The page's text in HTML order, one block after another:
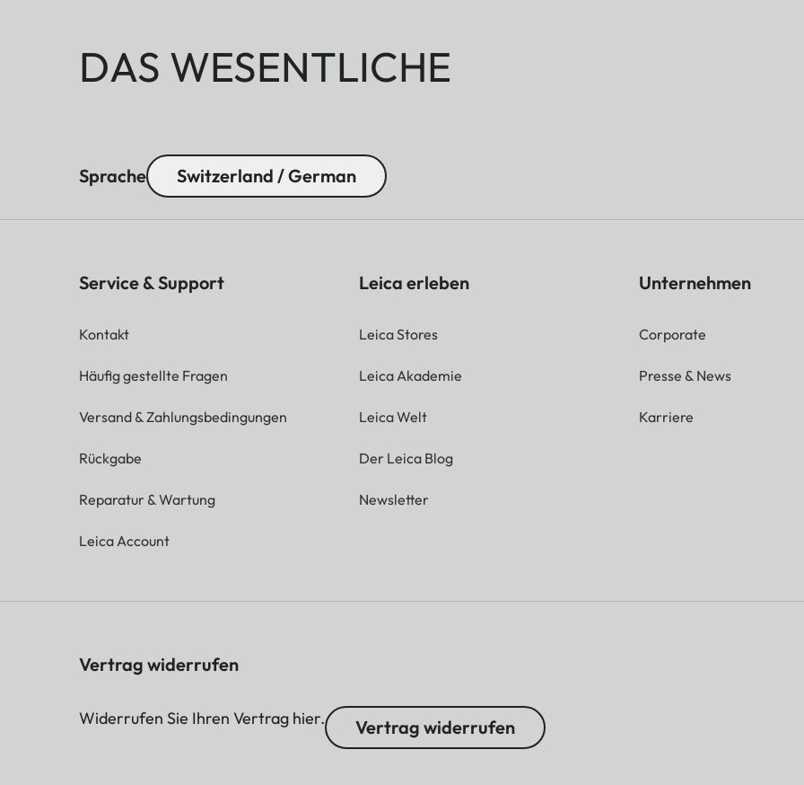
DAS WESENTLICHE
Sprache Switzerland / German
Service & Support
Kontakt
Häufig gestellte Fragen
Versand & Zahlungsbedingungen
Rückgabe
Reparatur & Wartung
Leica Account
Leica erleben
Leica Stores
Leica Akademie
Leica Welt
Der Leica Blog
Newsletter
Unternehmen
Corporate
Presse & News
Karriere
Vertrag widerrufen
Widerrufen Sie Ihren Vertrag hier. Vertrag widerrufen